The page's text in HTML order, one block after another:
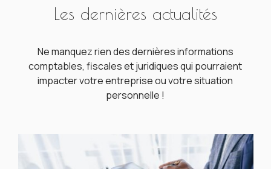
Les dernières actualités
Ne manquez rien des dernières informations
comptables, fiscales et juridiques qui pourraient
impacter votre entreprise ou votre situation
personnelle !